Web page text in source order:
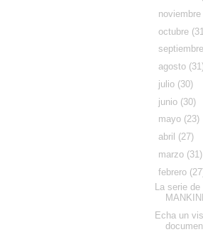
noviembre
octubre
septiembre
agosto
julio (30)
junio (30)
mayo (23)
abril (27)
marzo (31)
febrero
La serie
Echa un